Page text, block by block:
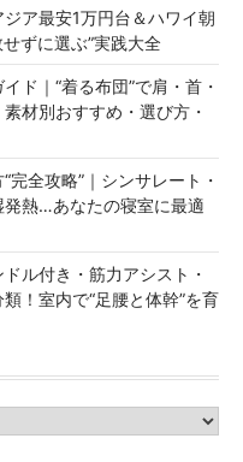
ジア最安1万円台＆ハワイ朝
ずに選ぶ”実践大全
ド｜“着る布団”で肩・首・
材別おすすめ・選び方・
完全攻略”｜シンサレート・
熱…あなたの寝室に最適
ル付き・筋力アシスト・
！室内で“足腰と体幹”を育